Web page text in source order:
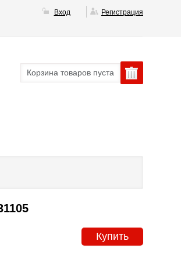
Вход Регистрация
Корзина товаров пуста
Купить